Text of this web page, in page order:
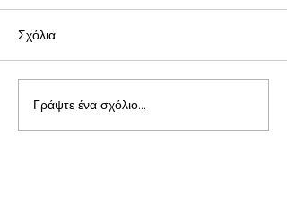
Σχόλια
Γράψτε ένα σχόλιο...